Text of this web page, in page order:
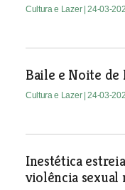
Cultura e Lazer | 24-03-
Baile e Noite de
Cultura e Lazer | 24-03-
Inestética
violência sexual